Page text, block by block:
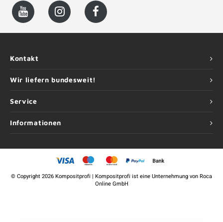
Kontakt
Wir liefern bundesweit!
Service
Informationen
©Copyright2026 Kompositprofi | Kompositprofi ist eine Unternehmung vonRoca
Online GmbH